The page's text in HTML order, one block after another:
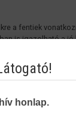
a fentiek
is igazolható a
szükséges
egészségügyi
végzettségű
honlap.